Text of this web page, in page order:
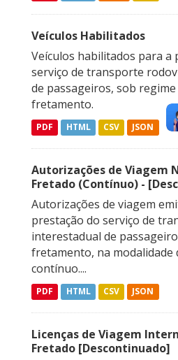
Veículos Habilitados
Veículos habilitados para a
serviço de transporte
de passageiros, sob
fretamento.
PDF HTML CSV JSON
Autorizações de Viagem
Fretado (Contínuo) -
Autorizações de viagem
prestação do serviço de
interestadual de
fretamento, na modalidade
contínuo....
PDF HTML CSV JSON
Licenças de Viagem
Fretado [Descontinuado]